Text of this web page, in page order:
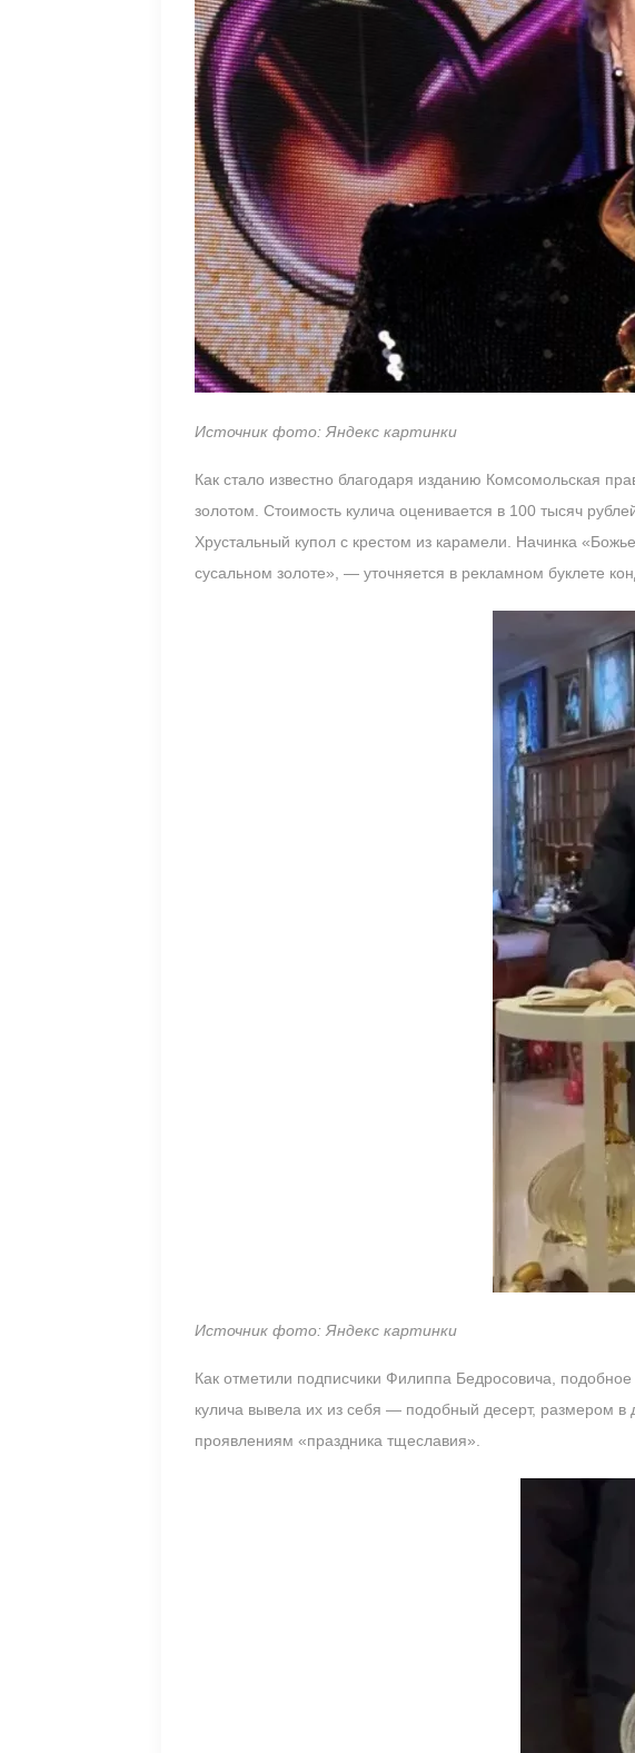
Источник фото: Яндекс картинки
Как стало известно благодаря изданию Комсомольская
золотом. Стоимость кулича оценивается в 100 тысяч
Хрустальный купол с крестом из карамели. Начинка
сусальном золоте», — уточняется в рекламном буклете
Источник фото: Яндекс картинки
Как отметили подписчики Филиппа Бедросовича,
кулича вывела их из себя — подобный десерт, размером в
проявлениям «праздника тщеславия».